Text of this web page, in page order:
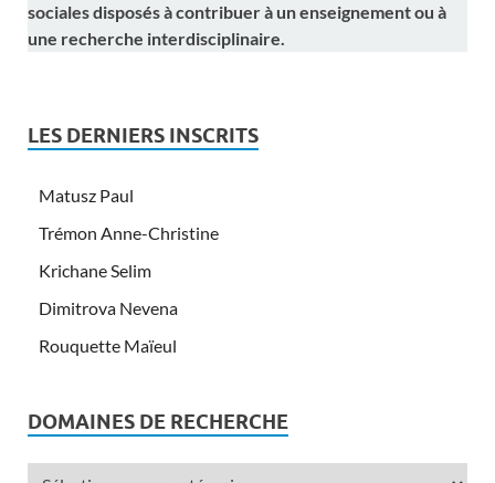
sociales disposés à contribuer à un enseignement ou à
une recherche interdisciplinaire.
LES DERNIERS INSCRITS
Matusz Paul
Trémon Anne-Christine
Krichane Selim
Dimitrova Nevena
Rouquette Maïeul
DOMAINES DE RECHERCHE